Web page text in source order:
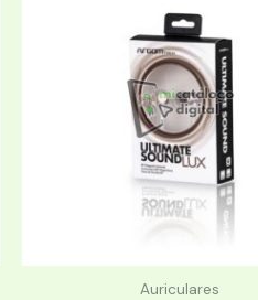
Auriculares